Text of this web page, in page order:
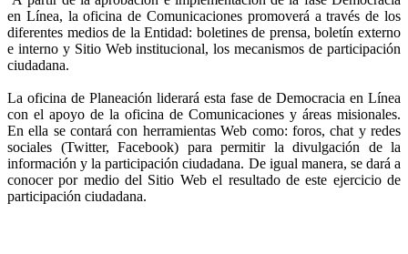
en Línea, la oficina de Comunicaciones promoverá a través de los
diferentes medios de la Entidad: boletines de prensa, boletín externo
e interno y Sitio Web institucional, los mecanismos de participación
ciudadana.
La oficina de Planeación liderará esta fase de Democracia en Línea
con el apoyo de la oficina de Comunicaciones y áreas misionales.
En ella se contará con herramientas Web como: foros, chat y redes
sociales (Twitter, Facebook) para permitir la divulgación de la
información y la participación ciudadana. De igual manera, se dará a
conocer por medio del Sitio Web el resultado de este ejercicio de
participación ciudadana.